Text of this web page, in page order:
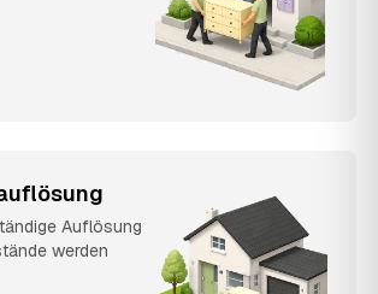
Auflösung
werden